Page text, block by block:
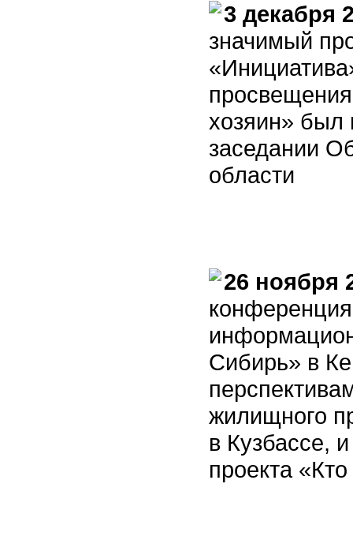
3 декабря
значимый
хозяин» был
заседании
области
26 ноября
Сибирь» в
жилищного
в Кузбассе,
проекта